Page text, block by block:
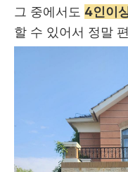
그 중에서도 4인이
할 수 있어서 정말